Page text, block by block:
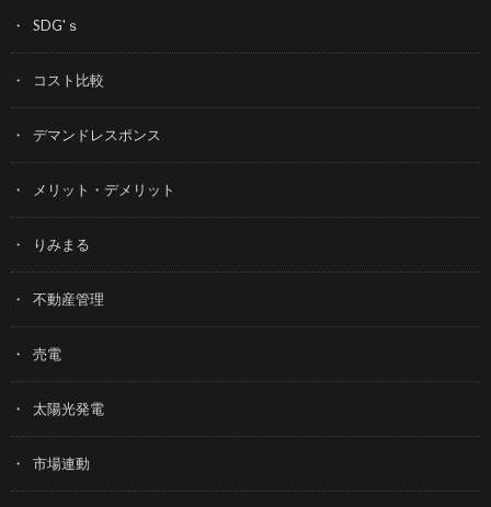
SDG'ｓ
コスト比較
デマンドレスポンス
メリット・デメリット
りみまる
不動産管理
売電
太陽光発電
市場連動